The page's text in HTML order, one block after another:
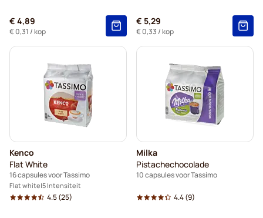
€ 4,89
€ 0,31 / kop
€ 5,29
€ 0,33 / kop
Kenco
Flat White
16 capsules voor Tassimo
Flat white 5 Intensiteit
4.5(25)
Milka
Pistachechocolade
10 capsules voor Tassimo
4.4(9)